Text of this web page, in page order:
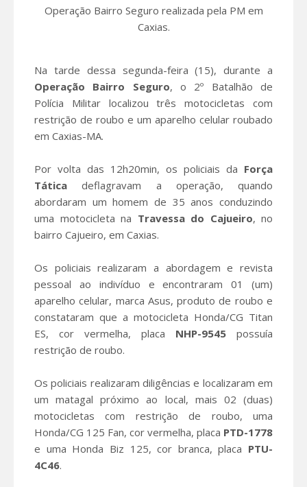
Operação Bairro Seguro realizada pela PM em
Caxias.
Na tarde dessa segunda-feira (15), durante a
Operação Bairro Seguro, o 2º Batalhão de
Polícia Militar localizou três motocicletas com
restrição de roubo e um aparelho celular roubado
em Caxias-MA.
Por volta das 12h20min, os policiais da Força
Tática deflagravam a operação, quando
abordaram um homem de 35 anos conduzindo
uma motocicleta na Travessa do Cajueiro, no
bairro Cajueiro, em Caxias.
Os policiais realizaram a abordagem e revista
pessoal ao indivíduo e encontraram 01 (um)
aparelho celular, marca Asus, produto de roubo e
constataram que a motocicleta Honda/CG Titan
ES, cor vermelha, placa NHP-9545 possuía
restrição de roubo.
Os policiais realizaram diligências e localizaram em
um matagal próximo ao local, mais 02 (duas)
motocicletas com restrição de roubo, uma
Honda/CG 125 Fan, cor vermelha, placa PTD-1778
e uma Honda Biz 125, cor branca, placa PTU-
4C46.